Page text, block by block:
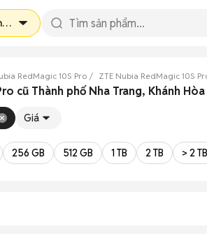
Trang
RedMagic 10S Pro ZTE Nubia RedMagic 10S
cũ Thành phố Nha Trang, Khánh
Giá
256 GB 512 GB 1 TB 2 TB > 2 TB